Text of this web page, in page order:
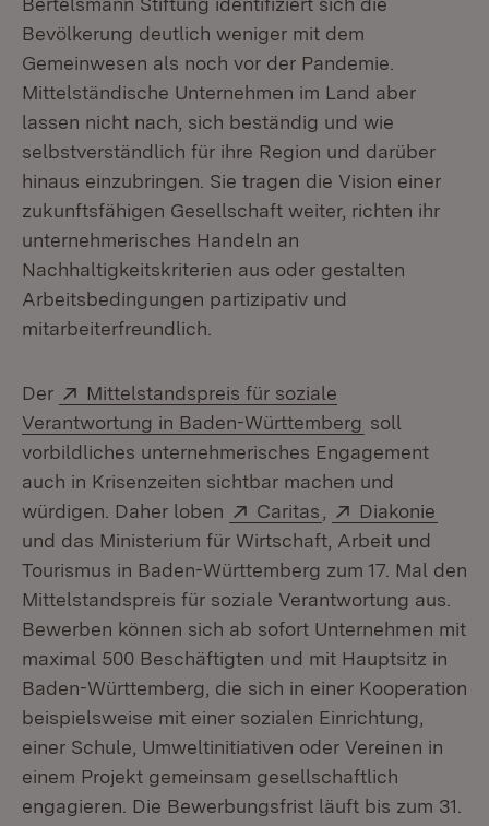
Bevölkerung deutlich weniger mit dem
Gemeinwesen als noch vor der Pandemie.
Mittelständische Unternehmen im Land aber
lassen nicht nach, sich beständig und wie
selbstverständlich für ihre Region und darüber
hinaus einzubringen. Sie tragen die Vision einer
zukunftsfähigen Gesellschaft weiter, richten ihr
unternehmerisches Handeln an
Nachhaltigkeitskriterien aus oder gestalten
Arbeitsbedingungen partizipativ und
mitarbeiterfreundlich.
Der Extern:
Mittelstandspreis für soziale
Verantwortung in Baden-Württemberg (Öffnet in
soll
vorbildliches unternehmerisches Engagement
auch in Krisenzeiten sichtbar machen und
würdigen. Daher loben
Extern:
Caritas (Öffnet in neuem
Extern:
Diakonie
und das Ministerium für Wirtschaft, Arbeit und
Tourismus in Baden-Württemberg zum 17. Mal den
Mittelstandspreis für soziale Verantwortung aus.
Bewerben können sich ab sofort Unternehmen mit
maximal 500 Beschäftigten und mit Hauptsitz in
Baden-Württemberg, die sich in einer Kooperation
beispielsweise mit einer sozialen Einrichtung,
einer Schule, Umweltinitiativen oder Vereinen in
einem Projekt gemeinsam gesellschaftlich
engagieren. Die Bewerbungsfrist läuft bis zum 31.